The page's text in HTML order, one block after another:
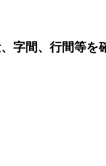
字間、行間等